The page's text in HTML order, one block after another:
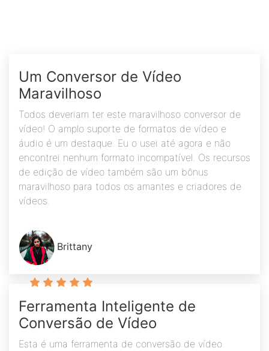
Um Conversor de Vídeo
Maravilhoso
Todos deveriam ter este maravilhoso conversor de
vídeo! O amplo suporte de formatos de vídeo e
áudio é um destaque. Eu o usei até agora e não
encontrei nenhum formato incompatível. Os recursos
de edição de vídeo também são um bônus
maravilhoso para todos os amantes e criadores de
vídeos.
Brittany
Ferramenta Inteligente de
Conversão de Vídeo
Esta é uma ferramenta de conversão de vídeo